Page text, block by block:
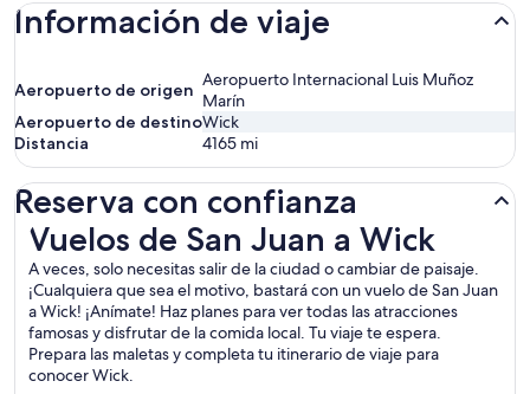
Información de viaje
Aeropuerto de origen Aeropuerto Internacional Luis Muñoz
Marín
Aeropuerto de destinoWick
Distancia
4165 mi
Reserva con confianza
Vuelos de San Juan a Wick
A veces, solo necesitas salir de la ciudad o cambiar de paisaje.
¡Cualquiera que sea el motivo, bastará con un vuelo de San Juan
a Wick! ¡Anímate! Haz planes para ver todas las atracciones
famosas y disfrutar de la comida local. Tu viaje te espera.
Prepara las maletas y completa tu itinerario de viaje para
conocer Wick.
Vuelos de San Juan a Wick